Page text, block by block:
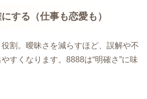
する（仕事も恋愛も）
割。曖昧さを減らすほど、誤解や不
すくなります。8888は“明確さ”に味